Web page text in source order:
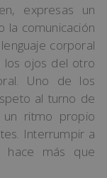
expresas un
la comunicación
corporal
los ojos del otro
Uno de los
al turno de
un ritmo propio
Interrumpir a
hace más que